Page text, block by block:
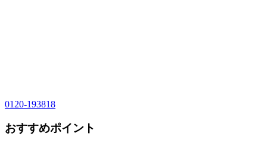
0120-193818
おすすめポイント